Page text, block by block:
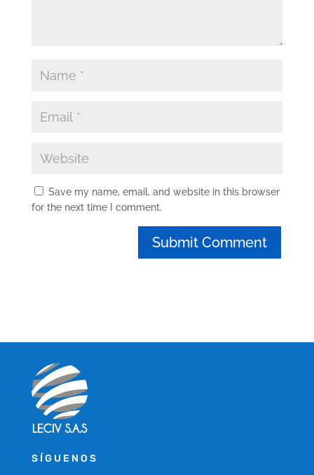
Save my name, email, and website in this browser
for the next time I comment.
SÍGUENOS